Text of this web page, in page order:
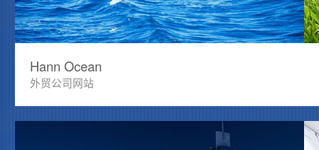
Hann Ocean
外贸公司网站